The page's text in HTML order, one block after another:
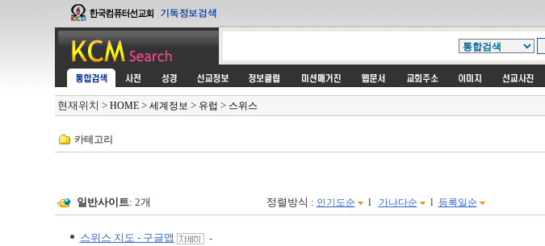
현재위치 > HOME > 세계정보 > 유럽 > 스위스
카테고리
일반사이트: 2개 정렬방식 : 인기도순 l 가나다순 l 등록일순
스위스 지도 - 구글맵 -